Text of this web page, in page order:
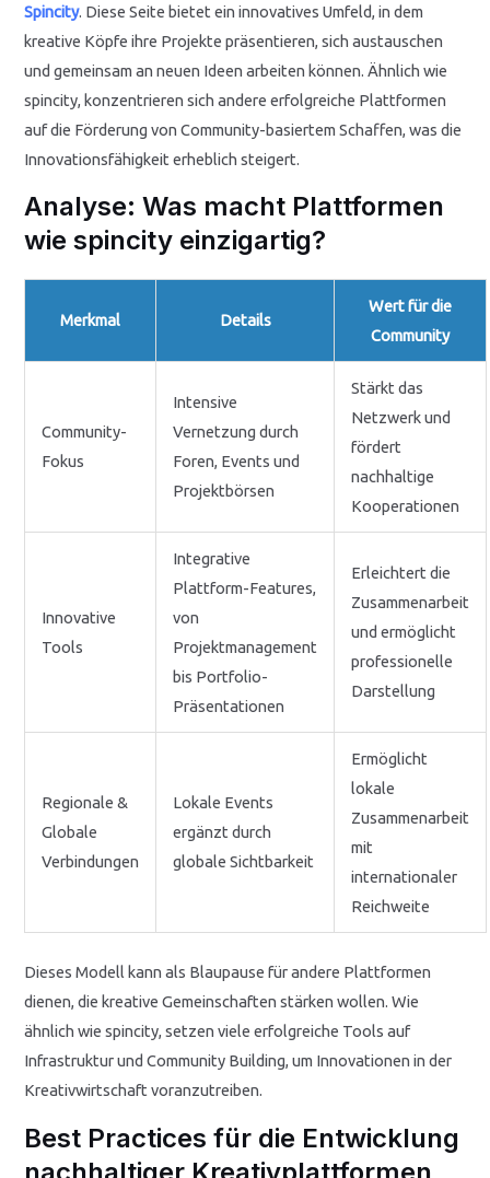
Spincity. Diese Seite bietet ein innovatives Umfeld, in dem
kreative Köpfe ihre Projekte präsentieren, sich austauschen
und gemeinsam an neuen Ideen arbeiten können. Ähnlich wie
spincity, konzentrieren sich andere erfolgreiche Plattformen
auf die Förderung von Community-basiertem Schaffen, was die
Innovationsfähigkeit erheblich steigert.
Analyse: Was macht Plattformen
wie spincity einzigartig?
Merkmal Details
Wert für die
Community
Community-
Fokus
Intensive
Vernetzung durch
Foren, Events und
Projektbörsen
Stärkt das
Netzwerk und
fördert
nachhaltige
Kooperationen
Innovative
Tools
Integrative
Plattform-Features,
von
Projektmanagement
bis Portfolio-
Präsentationen
Erleichtert die
Zusammenarbeit
und ermöglicht
professionelle
Darstellung
Regionale &
Globale
Verbindungen
Lokale Events
ergänzt durch
globale Sichtbarkeit
Ermöglicht
lokale
Zusammenarbeit
mit
internationaler
Reichweite
Dieses Modell kann als Blaupause für andere Plattformen
dienen, die kreative Gemeinschaften stärken wollen. Wie
ähnlich wie spincity, setzen viele erfolgreiche Tools auf
Infrastruktur und Community Building, um Innovationen in der
Kreativwirtschaft voranzutreiben.
Best Practices für die Entwicklung